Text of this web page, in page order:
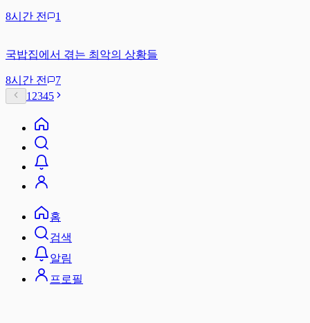
8시간 전 1
국밥집에서 겪는 최악의 상황들
8시간 전
7
1 2345
홈
검색
알림
프로필